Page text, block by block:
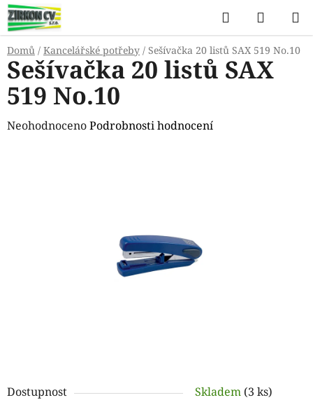
Přejít
na
obsah
Hledat
KOŠÍK
Domů / Kancelářské potřeby / Sešívačka 20 listů SAX 519 No.10
Dostupnost Skladem (3 ks)
Sešívačka 20 listů SAX
519 No.10
Průměrné
NeohodnocenoPodrobnosti hodnocení